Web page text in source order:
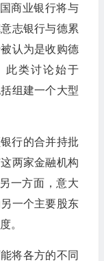
商业银行将与
志银行与德累
认为是收购德
此类讨论始于
组建一个大型
行的合并持批
两家金融机构
一方面，意大
一个主要股东
。
将各方的不同